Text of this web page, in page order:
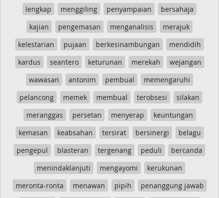
lengkap menggiling penyampaian
bersahaja
kajian
pengemasan menganalisis
merajuk
kelestarian
pujaan berkesinambungan
mendidih
kardus
seantero keturunan merekah
wejangan
wawasan
antonim pembual
memengaruhi
pelancong
memek membual terobsesi
silakan
meranggas
persetan menyerap
keuntungan
kemasan
keabsahan tersirat bersinergi
belagu
pengepul
blasteran tergenang peduli
bercanda
menindaklanjuti
mengayomi
kerukunan
meronta-ronta
menawan pipih
penanggung jawab